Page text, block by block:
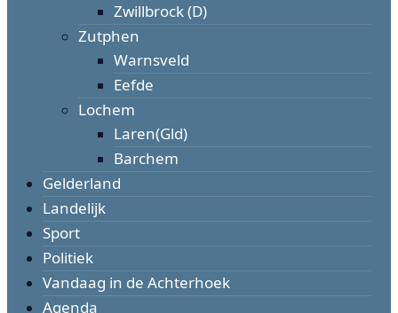
Zwillbrock (D)
Zutphen
Warnsveld
Eefde
Lochem
Laren(Gld)
Barchem
Gelderland
Landelijk
Sport
Politiek
Vandaag in de Achterhoek
Agenda